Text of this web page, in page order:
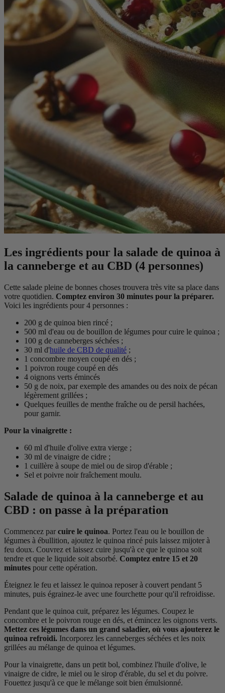
Les ingrédients pour la salade de quinoa à
la canneberge et au CBD (4 personnes)
Cette salade pleine de bonnes choses trouvera très vite sa place dans
votre quotidien. Comptez environ 30 minutes pour la préparer.
Voici les ingrédients pour 4 personnes :
200 g de quinoa bien rincé ;
500 ml d'eau ou de bouillon de légumes pour cuire le quinoa ;
100 g de canneberges séchées ;
30 ml d'huile de CBD de qualité ;
1 concombre moyen coupé en dés ;
1 poivron rouge coupé en dés
4 oignons verts émincés
50 g de noix, par exemple des amandes ou des noix de pécan
légèrement grillées ;
Quelques feuilles de menthe fraîche ou de persil hachées,
pour garnir.
Pour la vinaigrette :
60 ml d'huile d'olive extra vierge ;
30 ml de vinaigre de cidre ;
1 cuillère à soupe de miel ou de sirop d'érable ;
Sel et poivre noir fraîchement moulu.
Salade de quinoa à la canneberge et au
CBD : on passe à la préparation
Commencez par cuire le quinoa. Portez l'eau ou le bouillon de
légumes à ébullition, ajoutez le quinoa rincé puis laissez mijoter à
feu doux. Couvrez et laissez cuire jusqu'à ce que le quinoa soit
tendre et que le liquide soit absorbé. Comptez entre 15 et 20
minutes pour cette opération.
Éteignez le feu et laissez le quinoa reposer à couvert pendant 5
minutes, puis égrainez-le avec une fourchette pour qu'il refroidisse.
Pendant que le quinoa cuit, préparez les légumes. Coupez le
concombre et le poivron rouge en dés, et émincez les oignons verts.
Mettez ces légumes dans un grand saladier, où vous ajouterez le
quinoa refroidi. Incorporez les canneberges séchées et les noix
grillées au mélange de quinoa et légumes.
Pour la vinaigrette, dans un petit bol, combinez l'huile d'olive, le
vinaigre de cidre, le miel ou le sirop d'érable, du sel et du poivre.
Fouettez jusqu'à ce que le mélange soit bien émulsionné.